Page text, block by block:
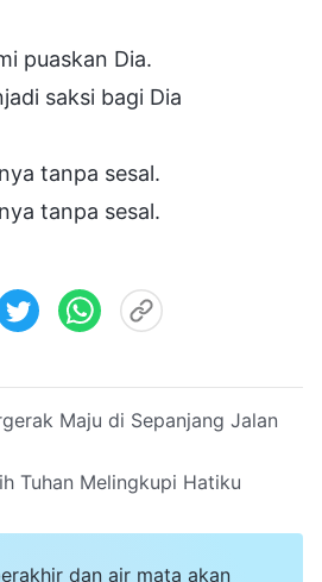
puaskan Dia.
saksi bagi Dia
tanpa sesal.
tanpa sesal.
Maju di Sepanjang Jalan
Tuhan Melingkupi Hatiku
dan air mata akan